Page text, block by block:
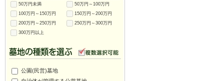
50万円未満
50万円～100万円
100万円～150万円
150万円～200万円
200万円～250万円
250万円～300万円
300万円以上
公園(民営)墓地